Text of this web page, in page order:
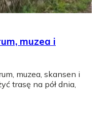
muzea i
muzea, skansen i
trasę na pół dnia,